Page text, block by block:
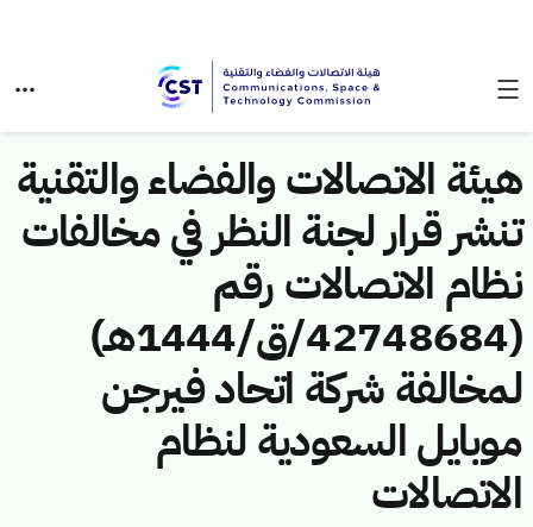
هيئة الاتصالات والفضاء والتقنية
تنشر قرار لجنة النظر في مخالفات
نظام الاتصالات رقم
(42748684/ق/1444هـ)
لمخالفة شركة اتحاد فيرجن
موبايل السعودية لنظام
الاتصالات